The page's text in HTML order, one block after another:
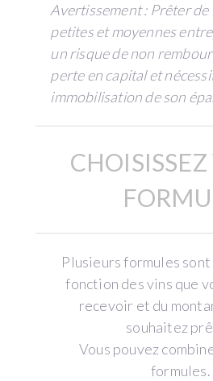
Avertissement : Prêter de
petites et moyennes
un risque de non
perte en capital et
immobilisation de son
Plusieurs formules
fonction des vins que
recevoir et du
souhaitez
Vous pouvez
formules.